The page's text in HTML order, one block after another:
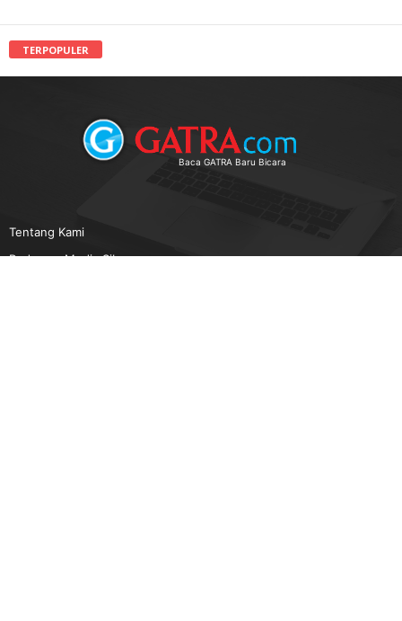
TERPOPULER
Baca GATRA Baru Bicara
Tentang Kami
Pedoman Media Siber